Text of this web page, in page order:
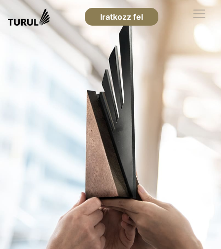
Iratkozz fel